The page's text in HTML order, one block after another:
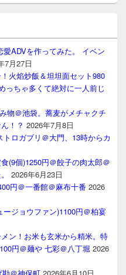
ADVを作ってみた。 イベン
7月27日
火焰炒飯＆坦坦面セット980
っちゃ多くて絶対に一人前じ
物＠池袋。蕎麦がメチャクチ
！？ 2026年7月8日
ロガブリ＠大門、13時からカ
(9個)1250円＠餃子の肉太郎＠
2026年6月23日
円＠一番館＠麻布十番 2026
ジョウファン)1100円＠柏宴
ン！お米も玄米から精米。特
円＠麺や 七彩＠八丁堀 2026